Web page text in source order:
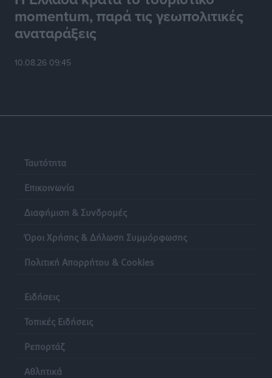
momentum, παρά τις γεωπολιτικές
αναταράξεις
10.08.26 09:45
Ταυτότητα
Επικοινωνία
Διαφήμιση & Συνδρομές
Όροι Χρήσης & Δήλωση Συμμόρφωσης
Πολιτική Απορρήτου & Cookies
Ειδήσεις
Τοπικές Ειδήσεις
Ρεπορτάζ
Αθλητικά